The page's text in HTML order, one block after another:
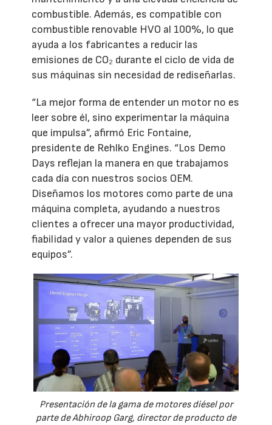
combustible. Además, es compatible con
combustible renovable HVO al 100%, lo que
ayuda a los fabricantes a reducir las
emisiones de CO₂ durante el ciclo de vida de
sus máquinas sin necesidad de rediseñarlas.
“La mejor forma de entender un motor no es
leer sobre él, sino experimentar la máquina
que impulsa”, afirmó Eric Fontaine,
presidente de Rehlko Engines. “Los Demo
Days reflejan la manera en que trabajamos
cada día con nuestros socios OEM.
Diseñamos los motores como parte de una
máquina completa, ayudando a nuestros
clientes a ofrecer una mayor productividad,
fiabilidad y valor a quienes dependen de sus
equipos”.
Presentación de la gama de motores diésel por
parte de Abhiroop Garg, director de producto de